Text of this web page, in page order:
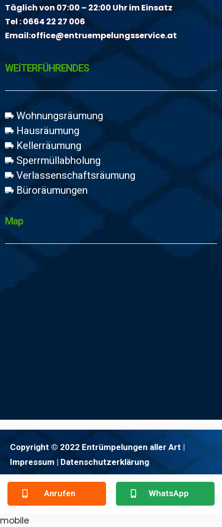
Täglich von 07:00 – 22:00 Uhr im Einsatz
Tel :0664 22 27 006
Email:office@entruempelungsservice.at
WEİTERFÜHRENDES
Wohnungsräumung
Hausräumung
Kellerräumung
Sperrmüllabholung
Verlassenschaftsräumung
Büroräumungen
Map
Copyright © 2022 Entrümpelungen aller Art |
Impressum | Datenschutzerklärung
Anrufen WhatsApp